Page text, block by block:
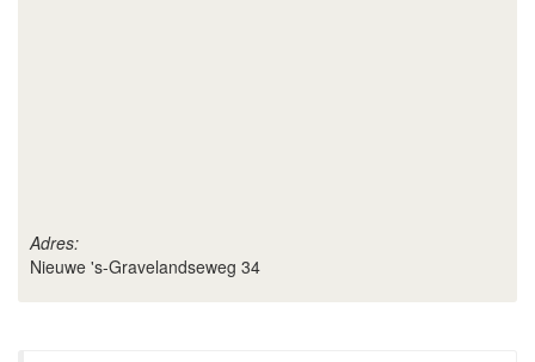
Adres:
Nieuwe 's-Gravelandseweg 34